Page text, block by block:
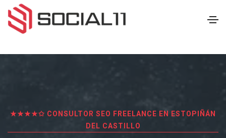
★★★★✩ CONSULTOR SEO FREELANCE EN ESTOPIÑÁN
DEL CASTILLO